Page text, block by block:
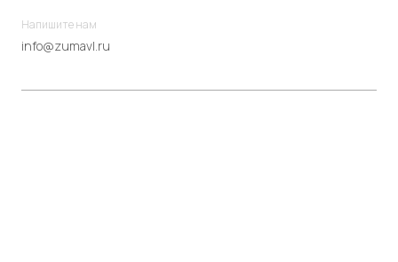
Напишите нам
info@zumavl.ru